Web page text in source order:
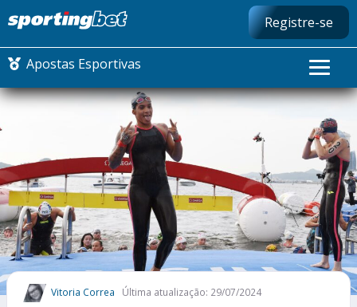
Registre-se
Apostas Esportivas
CONMEBOL LIBERTADORES
FUTEBOL NACIONAL
FUTEBOL INTERNACIONAL
COMO APOSTAR
MAIS ESPORTES
Vitoria Correa Última atualização: 29/07/2024